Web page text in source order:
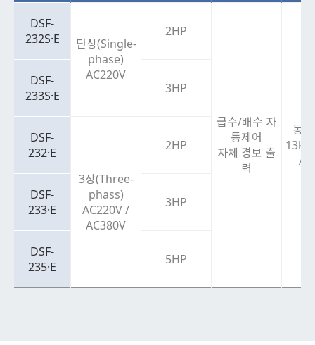
DSF-
232S·E
단상(Single-
phase)
AC220V
2HP
급수/배수 자
동제어
자체 경보 출
력
동
DSF-
233S·E
3HP
DSF-
232·E
3상(Three-
phass)
AC220V /
AC380V
2HP
DSF-
233·E
3HP
DSF-
235·E
5HP